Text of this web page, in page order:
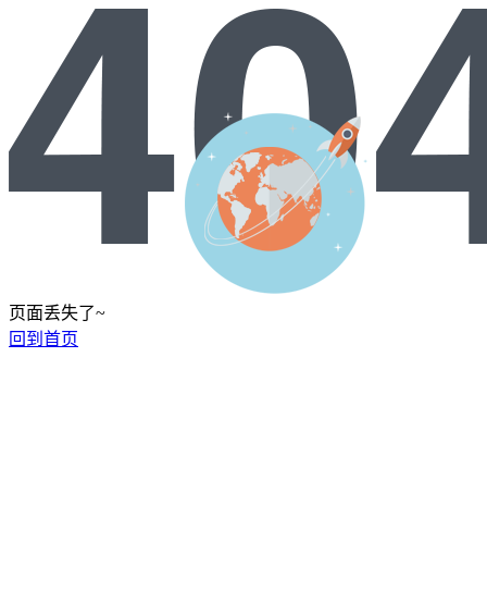
页面丢失了~
回到首页